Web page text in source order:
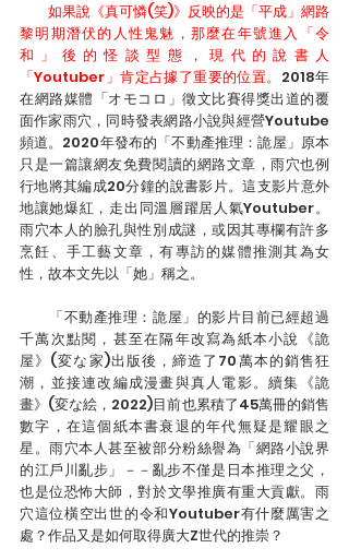
如果說《真可憐(笑)》反映的是「平成」網路
黎明期潛伏的人性鬼魅，那麼在年號進入「令
和」後的怪談型態，現代的說書人
「Youtuber」肯定占據了重要的位置。 2018年
在網路媒體「オモコロ」徵文比賽得獎出道的覆
面作家雨穴，同時發表網路小說與經營Youtube
頻道。2020年發布的「不動產推理：詭屋」原本
只是一篇讓網友免費閱讀的網路文章，雨穴也例
行地將其編成20分鐘的說書影片。這支影片意外
地讓她爆紅，走出同溫層躍居人氣Youtuber。
雨穴本人的臉孔與性別成謎，或因其專欄有許多
烹飪、手工藝文章，有專訪的媒體推測其為女
性，故本文先以「她」稱之。
「不動產推理：詭屋」的影片目前已經超過
千萬次點閱，甚至在隔年改寫為紙本小說《詭
屋》(変な家)出版後，締造了70萬本的銷售狂
潮，並接連改編成漫畫與真人電影。續集《詭
畫》(変な絵，2022)目前也累積了45萬冊的銷售
數字，在這個紙本書衰退的年代無疑是耀眼之
星。雨穴本人甚至被部分粉絲譽為「網路小說界
的江戶川亂步」－－亂步不僅是日本推理之父，
也是位恐怖大師，對於文學推廣有重大貢獻。雨
穴這位橫空出世的令和Youtuber有什麼厲害之
處？作品又是如何取得廣大Z世代的推崇？